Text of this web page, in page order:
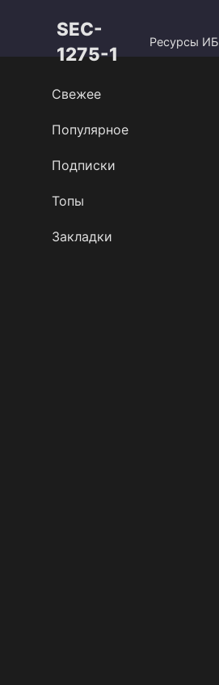
SEC-
1275-1
Ресурсы ИБ
Свежее
Популярное
Подписки
Топы
Закладки